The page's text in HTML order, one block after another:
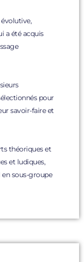
a été acquis
pour
savoir-faire et
théoriques et
et ludiques,
sous-groupe